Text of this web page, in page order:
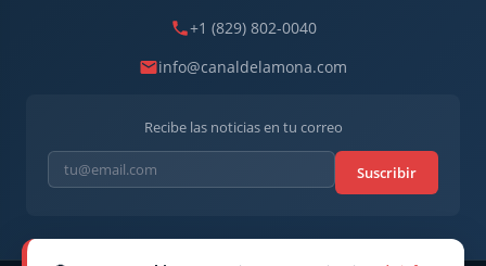
+1 (829) 802-0040
info@canaldelamona.com
Recibe las noticias en tu correo
Suscribir